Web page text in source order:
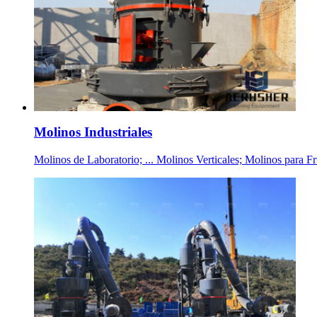
Molinos Industriales
Molinos de Laboratorio; ... Molinos Verticales; Molinos para